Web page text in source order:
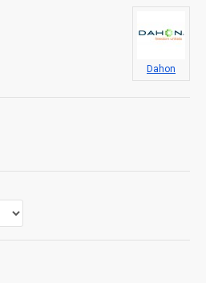
Dahon